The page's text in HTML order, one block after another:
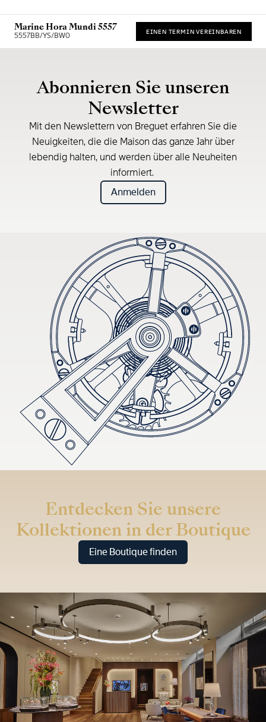
Marine Hora Mundi 5557
5557BB/YS/BW0 EINEN TERMIN VEREINBAREN
Abonnieren Sie unseren
Newsletter
Mit den Newslettern von Breguet erfahren Sie die
Neuigkeiten, die die Maison das ganze Jahr über
lebendig halten, und werden über alle Neuheiten
informiert.
Anmelden
Entdecken Sie unsere
Kollektionen in der Boutique
Eine Boutique finden